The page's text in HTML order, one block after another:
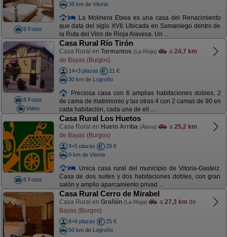
8 Fotos
38 km de Vitoria
La Molinera Etxea es una casa del Renacimiento
que data del siglo XVII. Ubicada en Samaniego dentro de
la Ruta del Vino de Rioja Alavesa. Un ...
8 Fotos
Video
Casa Rural Río Tirón
Casa Rural en Tormantos (La Rioja) a 24,7 km
de Bayas (Burgos)
14+3 plazas
21 €
30 km de Logroño
Preciosa casa con 6 amplias habitaciones dobles, 2
de cama de matrimonio y las otras 4 con 2 camas de 90 en
cada habitación, cada una de ell ...
8 Fotos
Casa Rural Los Huetos
Casa Rural en Hueto Arriba (Álava) a 25,2 km
de Bayas (Burgos)
9+5 plazas
29 €
9 km de Vitoria
Unica casa rural del municipio de Vitoria-Gasteiz.
Casa de dos suites y dos habitaciones dobles, con gran
salón y amplio aparcamiento privad ...
Casa Rural Cerro de Mirabel
Casa Rural en Grañón (La Rioja) a 27,3 km de
Bayas (Burgos)
8+6 plazas
25 €
50 km de Logroño